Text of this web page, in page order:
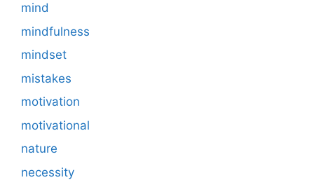
mind
mindfulness
mindset
mistakes
motivation
motivational
nature
necessity